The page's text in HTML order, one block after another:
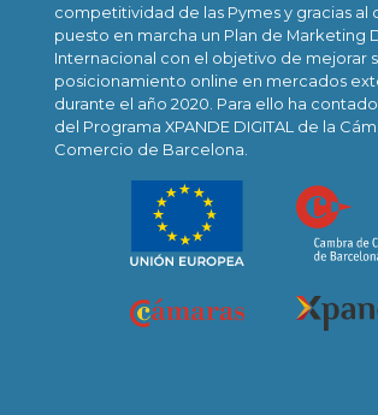
competitividad de las Pymes y gracias al
puesto en marcha un Plan de Marketing
Internacional con el objetivo de mejorar
posicionamiento online en mercados
durante el año 2020. Para ello ha
del Programa XPANDE DIGITAL de la
Comercio de Barcelona.